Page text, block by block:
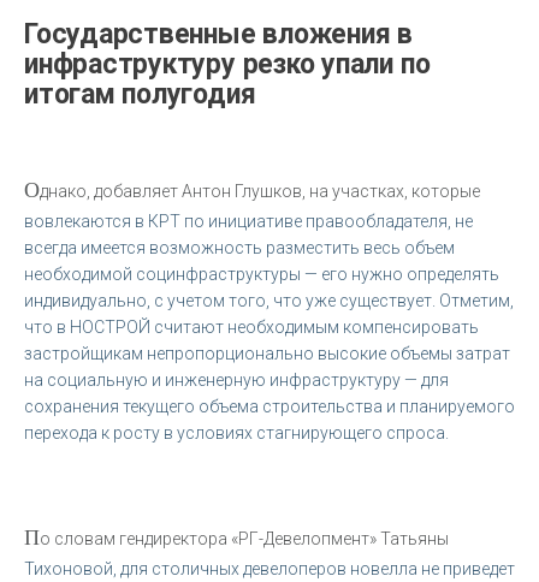
Государственные вложения в
инфраструктуру резко упали по
итогам полугодия
Однако, добавляет Антон Глушков, на участках, которые
вовлекаются в КРТ по инициативе правообладателя, не
всегда имеется возможность разместить весь объем
необходимой социнфраструктуры — его нужно определять
индивидуально, с учетом того, что уже существует. Отметим,
что в НОСТРОЙ считают необходимым компенсировать
застройщикам непропорционально высокие объемы затрат
на социальную и инженерную инфраструктуру — для
сохранения текущего объема строительства и планируемого
перехода к росту в условиях стагнирующего спроса.
По словам гендиректора «РГ-Девелопмент» Татьяны
Тихоновой, для столичных девелоперов новелла не приведет